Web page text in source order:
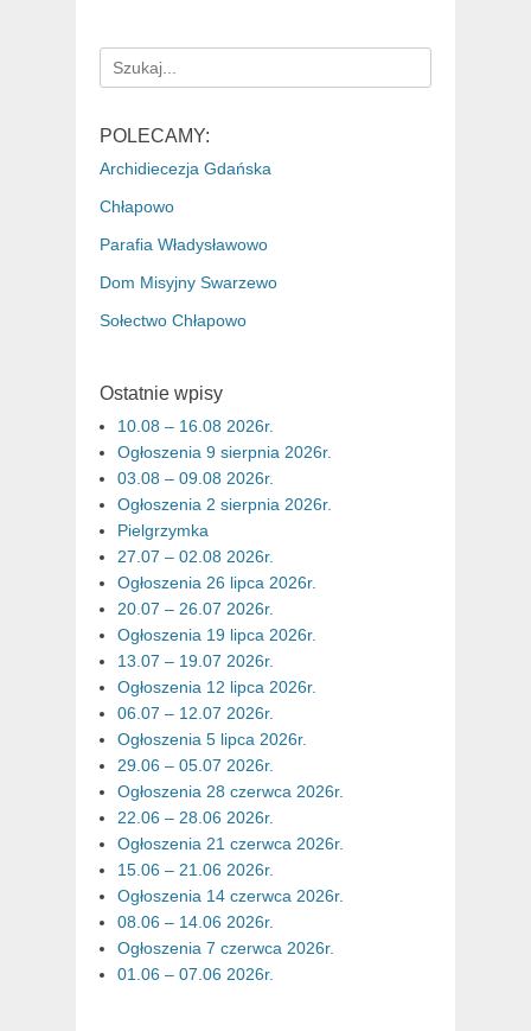
Search
for:
POLECAMY:
Archidiecezja Gdańska
Chłapowo
Parafia Władysławowo
Dom Misyjny Swarzewo
Sołectwo Chłapowo
Ostatnie wpisy
10.08 – 16.08 2026r.
Ogłoszenia 9 sierpnia 2026r.
03.08 – 09.08 2026r.
Ogłoszenia 2 sierpnia 2026r.
Pielgrzymka
27.07 – 02.08 2026r.
Ogłoszenia 26 lipca 2026r.
20.07 – 26.07 2026r.
Ogłoszenia 19 lipca 2026r.
13.07 – 19.07 2026r.
Ogłoszenia 12 lipca 2026r.
06.07 – 12.07 2026r.
Ogłoszenia 5 lipca 2026r.
29.06 – 05.07 2026r.
Ogłoszenia 28 czerwca 2026r.
22.06 – 28.06 2026r.
Ogłoszenia 21 czerwca 2026r.
15.06 – 21.06 2026r.
Ogłoszenia 14 czerwca 2026r.
08.06 – 14.06 2026r.
Ogłoszenia 7 czerwca 2026r.
01.06 – 07.06 2026r.